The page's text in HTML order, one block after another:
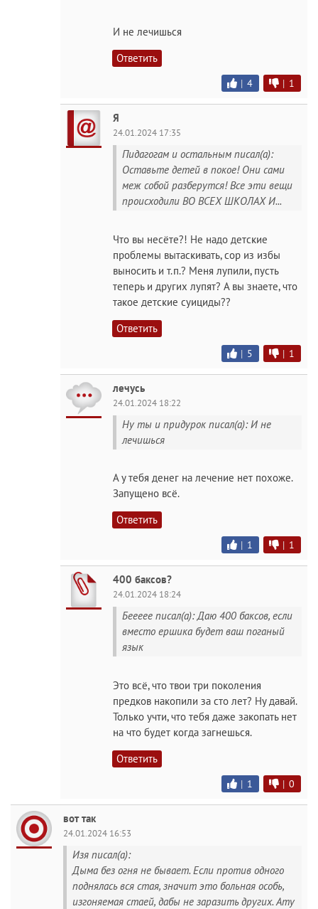
И не лечишься
Ответить
| 4 | 1
Я
24.01.2024 17:35
Пидагогам и остальным писал(а):
Оставьте детей в покое! Они сами
меж собой разберутся! Все эти вещи
происходили ВО ВСЕХ ШКОЛАХ И...
Что вы несёте?! Не надо детские
проблемы вытаскивать, сор из избы
выносить и т.п.? Меня лупили, пусть
теперь и других лупят? А вы знаете, что
такое детские суициды??
Ответить
| 5 | 1
лечусь
24.01.2024 18:22
Ну ты и придурок писал(а): И не
лечишься
А у тебя денег на лечение нет похоже.
Запущено всё.
Ответить
| 1 | 1
400 баксов?
24.01.2024 18:24
Беееее писал(а): Даю 400 баксов, если
вместо ершика будет ваш поганый
язык
Это всё, что твои три поколения
предков накопили за сто лет? Ну давай.
Только учти, что тебя даже закопать нет
на что будет когда загнешься.
Ответить
| 1 | 0
вот так
24.01.2024 16:53
Изя писал(а):
Дыма без огня не бывает. Если против одного
поднялась вся стая, значит это больная особь,
изгоняемая стаей, дабы не заразить других. Ату